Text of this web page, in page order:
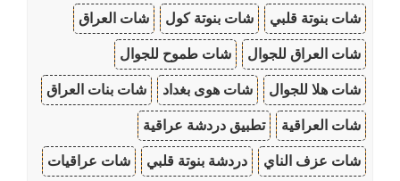
شات بنوتة قلبي شات بنوتة كول شات العراق
شات العراق للجوال شات طموح للجوال
شات هلا للجوال شات هوى بغداد شات بنات العراق
شات العراقية تطبيق دردشة عراقية
شات عزف الناي دردشة بنوتة قلبي شات عراقيات